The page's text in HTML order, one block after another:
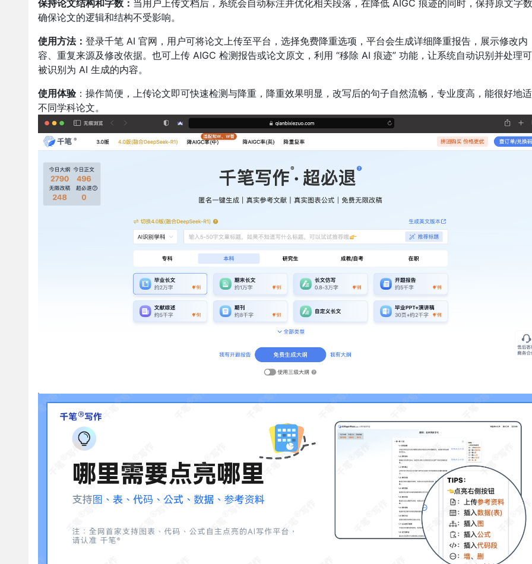
保持论文结构和字数： 当用户上传文档后，系统会自动标注并优化相关段落，在降低 AIGC 痕迹的同时，保持原文字数
确保论文的逻辑和结构不受影响。
使用方法： 登录千笔 AI 官网， 用户可将论文上传至平台，选择免费降重选项，平台会生成详细降重报告，展示修改内
容、重复来源及修改依据。也可上传 AIGC 检测报告或论文原文，利用 “移除 AI 痕迹” 功能，让系统自动识别并处理
被识别为 AI 生成的内容。
使用体验：操作简便，上传论文即可快速检测与降重，降重效果明显，改写后的句子自然流畅，专业度高，能很好地
不同学科论文。